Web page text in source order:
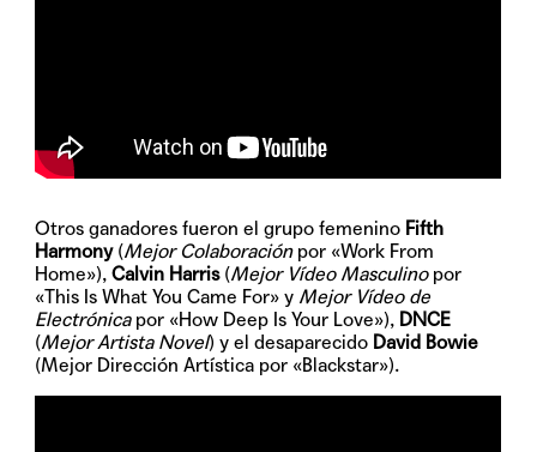
Otros ganadores fueron el grupo femenino Fifth
Harmony(Mejor Colaboraciónpor «Work From
Home»),Calvin Harris (Mejor Vídeo Masculinopor
«This Is What You Came For» y Mejor Vídeo de
Electrónicapor «How Deep Is Your Love»), DNCE
(Mejor Artista Novel) y el desaparecido David Bowie
(Mejor Dirección Artística por «Blackstar»).